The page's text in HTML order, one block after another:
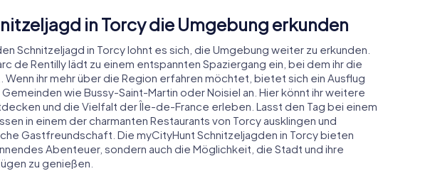
in Torcy die Umgebung erkunden
Schnitzeljagd in Torcy lohnt es sich, die Umgebung weiter zu erkunden.
de Rentilly lädt zu einem entspannten Spaziergang ein, bei dem ihr die
Wenn ihr mehr über die Region erfahren möchtet, bietet sich ein Ausflug
wie Bussy-Saint-Martin oder Noisiel an. Hier könnt ihr weitere
und die Vielfalt der Île-de-France erleben. Lasst den Tag bei einem
in einem der charmanten Restaurants von Torcy ausklingen und
Gastfreundschaft. Die myCityHunt Schnitzeljagden in Torcy bieten
Abenteuer, sondern auch die Möglichkeit, die Stadt und ihre
zu genießen.